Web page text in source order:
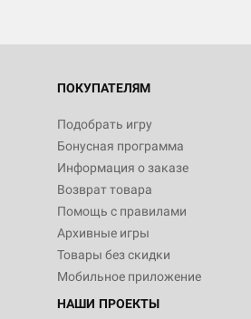
ПОКУПАТЕЛЯМ
Подобрать игру
Бонусная программа
Информация о заказе
Возврат товара
Помощь с правилами
Архивные игры
Товары без скидки
Мобильное приложение
НАШИ ПРОЕКТЫ